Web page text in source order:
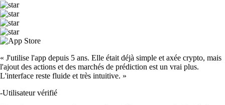
« J'utilise l'app depuis 5 ans. Elle était déjà simple et axée crypto, mais
l'ajout des actions et des marchés de prédiction est un vrai plus.
L'interface reste fluide et très intuitive. »
-Utilisateur vérifié